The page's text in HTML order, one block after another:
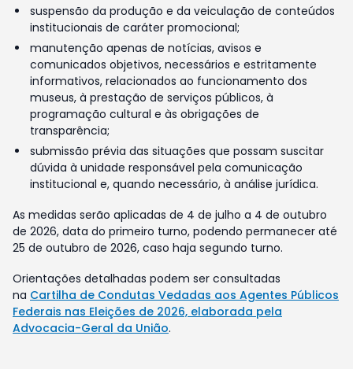
suspensão da produção e da veiculação de conteúdos
institucionais de caráter promocional;
manutenção apenas de notícias, avisos e
comunicados objetivos, necessários e estritamente
informativos, relacionados ao funcionamento dos
museus, à prestação de serviços públicos, à
programação cultural e às obrigações de
transparência;
submissão prévia das situações que possam suscitar
dúvida à unidade responsável pela comunicação
institucional e, quando necessário, à análise jurídica.
As medidas serão aplicadas de 4 de julho a 4 de outubro
de 2026, data do primeiro turno, podendo permanecer até
25 de outubro de 2026, caso haja segundo turno.
Orientações detalhadas podem ser consultadas
na Cartilha de Condutas Vedadas aos Agentes Públicos
Federais nas Eleições de 2026, elaborada pela
Advocacia-Geral da União.